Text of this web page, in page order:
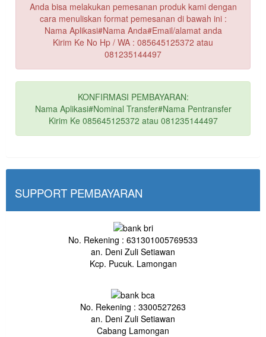
Anda bisa melakukan pemesanan produk kami dengan
cara menuliskan format pemesanan di bawah ini :
Nama Aplikasi#Nama Anda#Email/alamat anda
Kirim Ke No Hp / WA : 085645125372 atau
081235144497
KONFIRMASI PEMBAYARAN:
Nama Aplikasi#Nominal Transfer#Nama Pentransfer
Kirim Ke 085645125372 atau 081235144497
SUPPORT PEMBAYARAN
No. Rekening : 631301005769533
an. Deni Zuli Setiawan
Kcp. Pucuk. Lamongan
No. Rekening : 3300527263
an. Deni Zuli Setiawan
Cabang Lamongan